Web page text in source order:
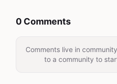
0 Comments
Comments live in
to a community to